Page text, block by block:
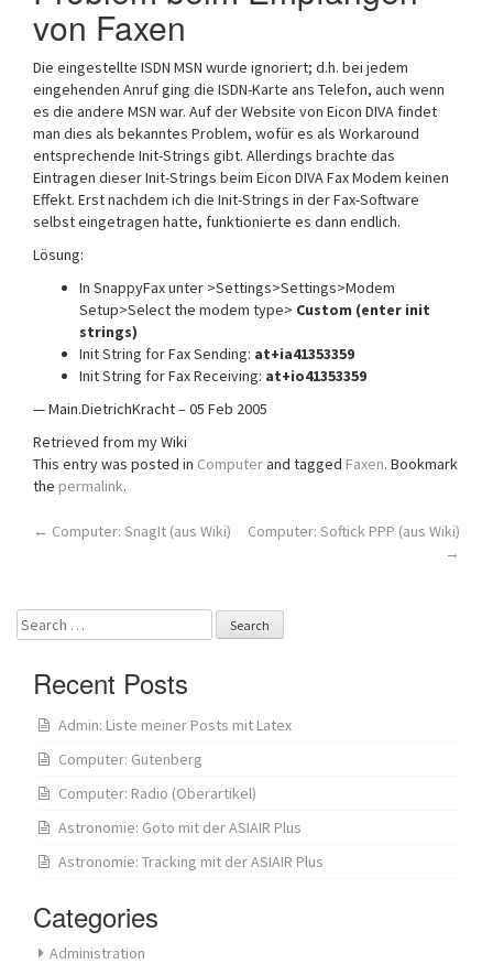
von Faxen
Die eingestellte ISDN MSN wurde ignoriert; d.h. bei jedem
eingehenden Anruf ging die ISDN-Karte ans Telefon, auch wenn
es die andere MSN war. Auf der Website von Eicon DIVA findet
man dies als bekanntes Problem, wofür es als Workaround
entsprechende Init-Strings gibt. Allerdings brachte das
Eintragen dieser Init-Strings beim Eicon DIVA Fax Modem keinen
Effekt. Erst nachdem ich die Init-Strings in der Fax-Software
selbst eingetragen hatte, funktionierte es dann endlich.
Lösung:
In SnappyFax unter >Settings>Settings>Modem
Setup>Select the modem type> Custom (enter init
strings)
Init String for Fax Sending: at+ia41353359
Init String for Fax Receiving: at+io41353359
— Main.DietrichKracht – 05 Feb 2005
Retrieved from my Wiki
This entry was posted in Computerand tagged Faxen. Bookmark
the permalink.
Post
← Computer: SnagIt (aus Wiki)
Computer: Softick PPP (aus Wiki)
→
Search
for:
Recent Posts
Admin: Liste meiner Posts mit Latex
Computer: Gutenberg
Computer: Radio (Oberartikel)
Astronomie: Goto mit der ASIAIR Plus
Astronomie: Tracking mit der ASIAIR Plus
Categories
Administration